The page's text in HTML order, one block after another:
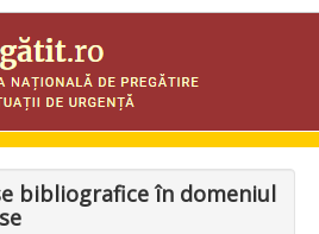
bibliografice în domeniul